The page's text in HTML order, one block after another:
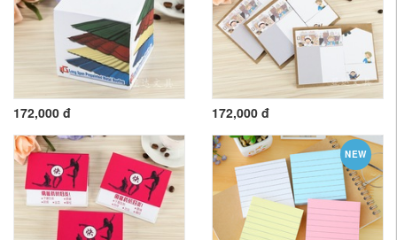
172,000 đ 172,000 đ
NEW